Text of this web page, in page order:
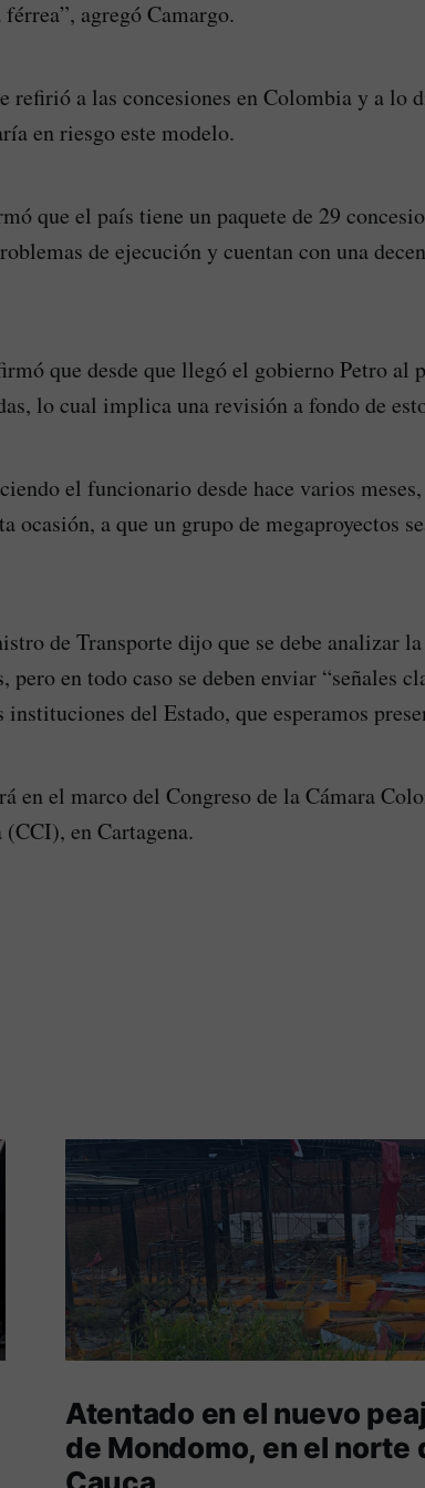
agregó Camargo.
refirió a las concesiones en Colombia y a lo
en riesgo este modelo.
que el país tiene un paquete de 29
de ejecución y cuentan con una
que desde que llegó el gobierno Petro al
lo cual implica una revisión a fondo de
el funcionario desde hace varios
ocasión, a que un grupo de megaproyectos
de Transporte dijo que se debe analizar
pero en todo caso se deben enviar “señales
instituciones del Estado, que esperamos
en el marco del Congreso de la Cámara
en Cartagena.
Atentado en el nuevo
de Mondomo, en el norte